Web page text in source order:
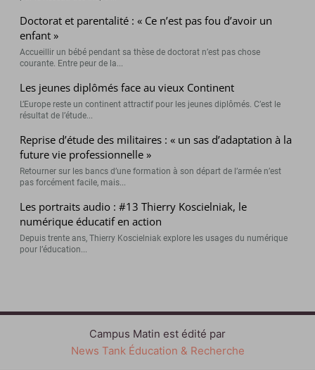
Doctorat et parentalité : « Ce n’est pas fou d’avoir un
enfant »
Accueillir un bébé pendant sa thèse de doctorat n’est pas chose
courante. Entre peur de la...
Les jeunes diplômés face au vieux Continent
L’Europe reste un continent attractif pour les jeunes diplômés. C’est le
résultat de l’étude...
Reprise d’étude des militaires : « un sas d’adaptation à la
future vie professionnelle »
Retourner sur les bancs d’une formation à son départ de l’armée n’est
pas forcément facile, mais...
Les portraits audio : #13 Thierry Koscielniak, le
numérique éducatif en action
Depuis trente ans, Thierry Koscielniak explore les usages du numérique
pour l’éducation...
Campus Matin est édité par
News Tank Éducation & Recherche